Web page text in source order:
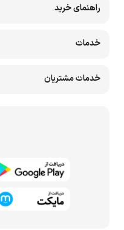
راهنمای خرید
خدمات
خدمات مشتریان